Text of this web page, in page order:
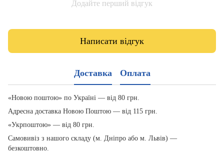
Додайте перший відгук
Написати відгук
Доставка Оплата
«Новою поштою» по Україні — від 80 грн.
Адресна доставка Новою Поштою — від 115 грн.
«Укрпоштою» — від 80 грн.
Самовивіз з нашого складу (м. Дніпро або м. Львів) —
безкоштовно.